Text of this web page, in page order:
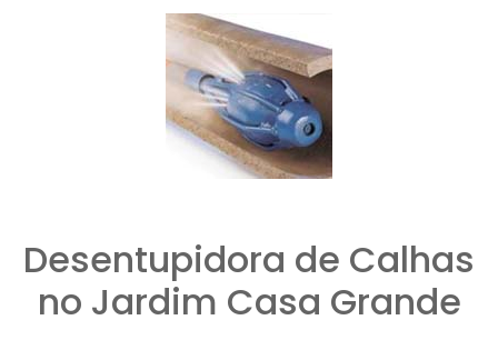
Desentupidora de Calhas
no Jardim Casa Grande